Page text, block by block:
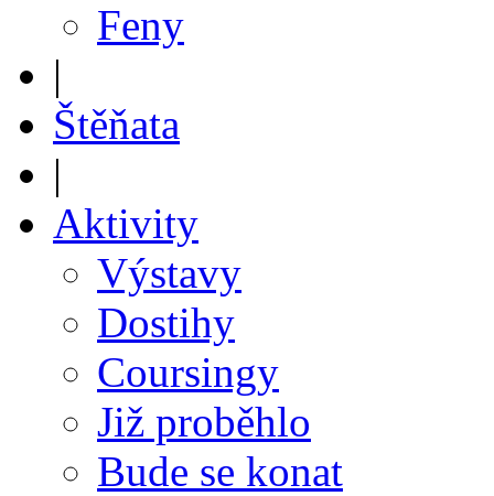
Feny
|
Štěňata
|
Aktivity
Výstavy
Dostihy
Coursingy
Již proběhlo
Bude se konat